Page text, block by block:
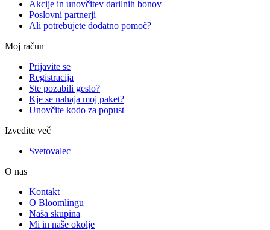
Akcije in unovčitev darilnih bonov
Poslovni partnerji
Ali potrebujete dodatno pomoč?
Moj račun
Prijavite se
Registracija
Ste pozabili geslo?
Kje se nahaja moj paket?
Unovčite kodo za popust
Izvedite več
Svetovalec
O nas
Kontakt
O Bloomlingu
Naša skupina
Mi in naše okolje